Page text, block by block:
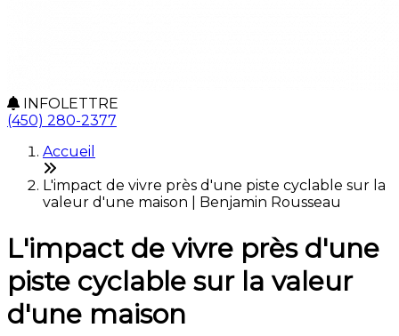
INFOLETTRE
(450) 280-2377
Accueil
L'impact de vivre près d'une piste cyclable sur la
valeur d'une maison | Benjamin Rousseau
L'impact de vivre près d'une
piste cyclable sur la valeur
d'une maison